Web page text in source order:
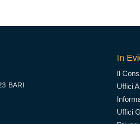
BARI
In
Il
Uffici
Uffici